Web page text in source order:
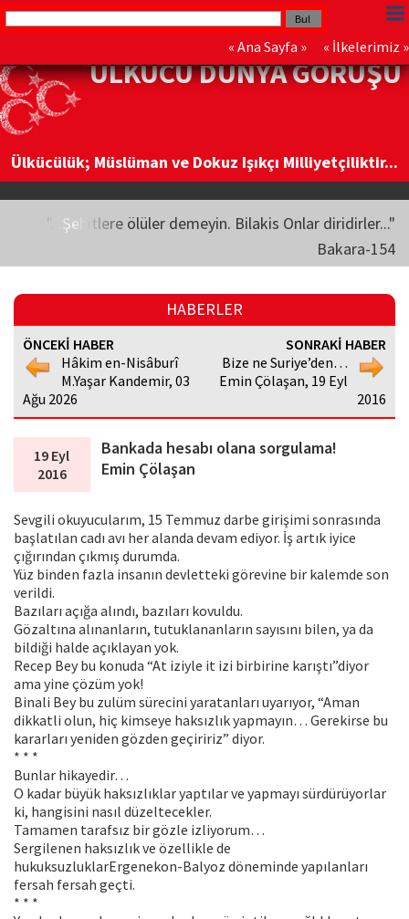
« Ana Sayfa » « İlkelerimiz »
ÜLKÜCÜ DÜNYA GÖRÜŞÜ
Ülkücülük; Müslüman ve Dokuz Işıkçı Milliyetçiliktir...
"...Şehitlere ölüler demeyin. Bilakis Onlar diridirler..."
Bakara-154
HABERLER
ÖNCEKİ HABER
Hâkim en-Nisâburî
M.Yaşar Kandemir, 03
Ağu 2026
SONRAKİ HABER
Bize ne Suriye’den…
Emin Çölaşan, 19 Eyl
2016
19 Eyl
2016
Bankada hesabı olana sorgulama!
Emin Çölaşan
Sevgili okuyucularım, 15 Temmuz darbe girişimi sonrasında
başlatılan cadı avı her alanda devam ediyor. İş artık iyice
çığırından çıkmış durumda.
Yüz binden fazla insanın devletteki görevine bir kalemde son
verildi.
Bazıları açığa alındı, bazıları kovuldu.
Gözaltına alınanların, tutuklananların sayısını bilen, ya da
bildiği halde açıklayan yok.
Recep Bey bu konuda “At iziyle it izi birbirine karıştı”diyor
ama yine çözüm yok!
Binali Bey bu zulüm sürecini yaratanları uyarıyor, “Aman
dikkatli olun, hiç kimseye haksızlık yapmayın… Gerekirse bu
kararları yeniden gözden geçiririz” diyor.
* * *
Bunlar hikayedir…
O kadar büyük haksızlıklar yaptılar ve yapmayı sürdürüyorlar
ki, hangisini nasıl düzeltecekler.
Tamamen tarafsız bir gözle izliyorum…
Sergilenen haksızlık ve özellikle de
hukuksuzluklarErgenekon-Balyoz döneminde yapılanları
fersah fersah geçti.
* * *